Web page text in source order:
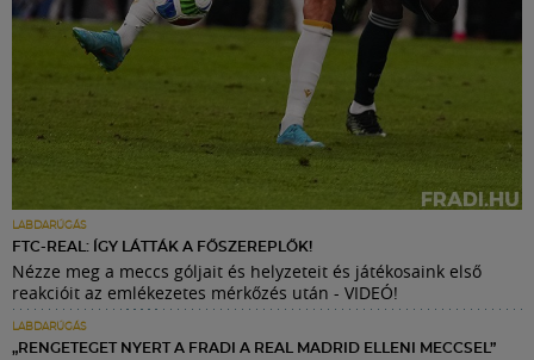
LABDARÚGÁS
FTC-REAL: ÍGY LÁTTÁK A FŐSZEREPLŐK!
Nézze meg a meccs góljait és helyzeteit és játékosaink első
reakcióit az emlékezetes mérkőzés után - VIDEÓ!
LABDARÚGÁS
„RENGETEGET NYERT A FRADI A REAL MADRID ELLENI MECCSEL”